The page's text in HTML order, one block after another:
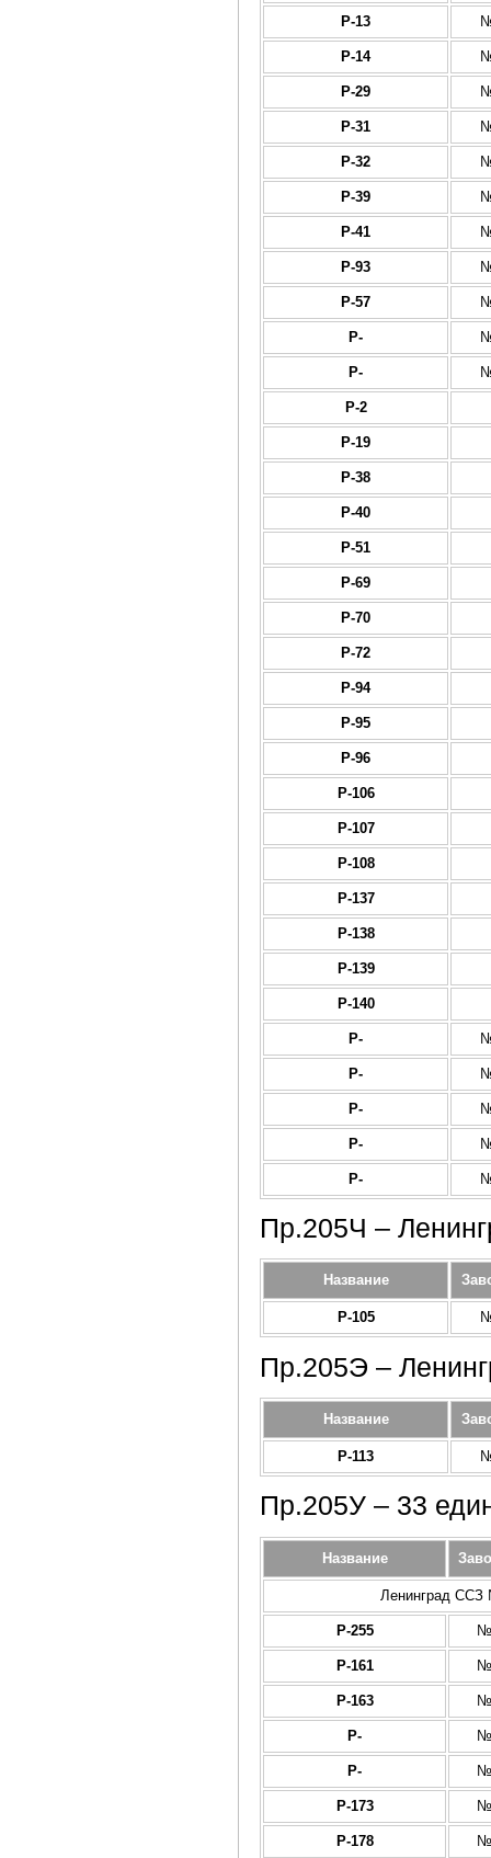
Р-13
Р-14
Р-29
Р-31
Р-32
Р-39
Р-41
Р-93
Р-57
Р-
Р-
Р-2
Р-19
Р-38
Р-40
Р-51
Р-69
Р-70
Р-72
Р-94
Р-95
Р-96
Р-106
Р-107
Р-108
Р-137
Р-138
Р-139
Р-140
Р-
Р-
Р-
Р-
Р-
Пр.205Ч –
Название
Р-105
Пр.205Э –
Название
Р-113
Пр.205У – 33
Название
Ленинград ССЗ
Р-255
Р-161
Р-163
Р-
Р-
Р-173
Р-178